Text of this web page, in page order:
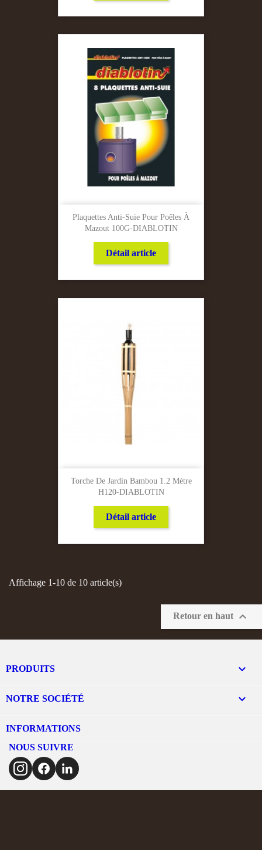
Plaquettes Anti-Suie Pour Poêles À
Mazout 100G-DIABLOTIN
Détail article
Torche De Jardin Bambou 1.2 Mètre
H120-DIABLOTIN
Détail article
Affichage 1-10 de 10 article(s)
Retour en haut 
PRODUITS 
NOTRE SOCIÉTÉ 
INFORMATIONS
NOUS SUIVRE